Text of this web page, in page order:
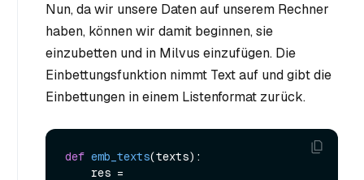
Nun, da wir unsere Daten auf unserem Rechner
haben, können wir damit beginnen, sie
einzubetten und in Milvus einzufügen. Die
Einbettungsfunktion nimmt Text auf und gibt die
Einbettungen in einem Listenformat zurück.
def emb_texts(texts):